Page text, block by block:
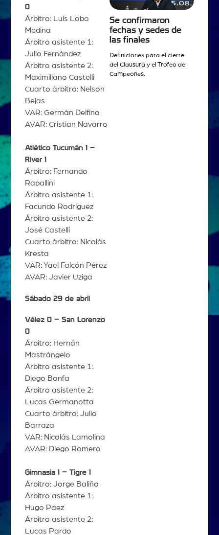
0
Árbitro: Luis Lobo
Medina
Árbitro asistente 1:
Julio Fernández
Árbitro asistente 2:
Maximiliano Castelli
Cuarto árbitro: Nelson
Bejas
VAR: Germán Delfino
AVAR: Cristian Navarro
Atlético Tucumán 1 –
River 1
Árbitro: Fernando
Rapallini
Árbitro asistente 1:
Facundo Rodríguez
Árbitro asistente 2:
José Castelli
Cuarto árbitro: Nicolás
Kresta
VAR: Yael Falcón Pérez
AVAR: Javier Uziga
Sábado 29 de abril
Vélez 0 – San Lorenzo
0
Árbitro: Hernán
Mastrángelo
Árbitro asistente 1:
Diego Bonfa
Árbitro asistente 2:
Lucas Germanotta
Cuarto árbitro: Julio
Barraza
VAR: Nicolás Lamolina
AVAR: Diego Romero
Gimnasia 1 – Tigre 1
Árbitro: Jorge Baliño
Árbitro asistente 1:
Hugo Paez
Árbitro asistente 2:
Lucas Pardo
Se confirmaron
fechas y sedes de
las finales
Definiciones para el cierre
del Clausura y el Trofeo de
Campeones.